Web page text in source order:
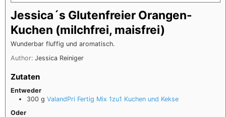
Jessica´s Glutenfreier Orangen-
Kuchen (milchfrei, maisfrei)
Wunderbar fluffig und aromatisch.
Author: Jessica Reiniger
Zutaten
Entweder
300 g ValandPri Fertig Mix 1zu1 Kuchen und Kekse
Oder